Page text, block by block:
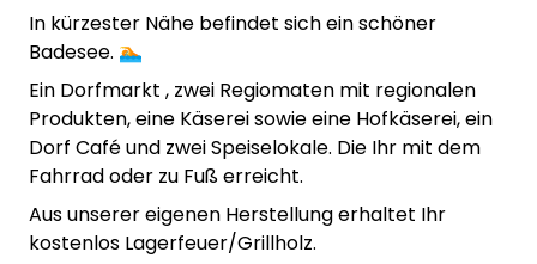
In kürzester Nähe befindet sich ein schöner
Badesee. 🏊
Ein Dorfmarkt , zwei Regiomaten mit regionalen
Produkten, eine Käserei sowie eine Hofkäserei, ein
Dorf Café und zwei Speiselokale. Die Ihr mit dem
Fahrrad oder zu Fuß erreicht.
Aus unserer eigenen Herstellung erhaltet Ihr
kostenlos Lagerfeuer/Grillholz.